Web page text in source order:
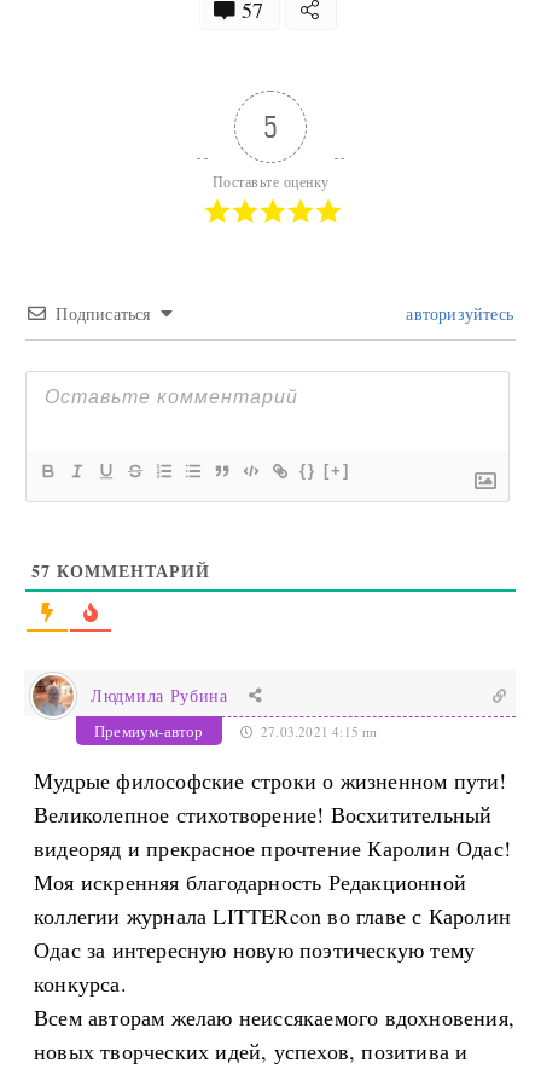
57
5
Поставьте оценку
Подписаться авторизуйтесь
{} [+]
57 КОММЕНТАРИЙ
Людмила Рубина
Премиум-автор 27.03.2021 4:15 пп
Мудрые философские строки о жизненном пути!
Великолепное стихотворение! Восхитительный
видеоряд и прекрасное прочтение Каролин Одас!
Моя искренняя благодарность Редакционной
коллегии журнала LITTERcon во главе с Каролин
Одас за интересную новую поэтическую тему
конкурса.
Всем авторам желаю неиссякаемого вдохновения,
новых творческих идей, успехов, позитива и